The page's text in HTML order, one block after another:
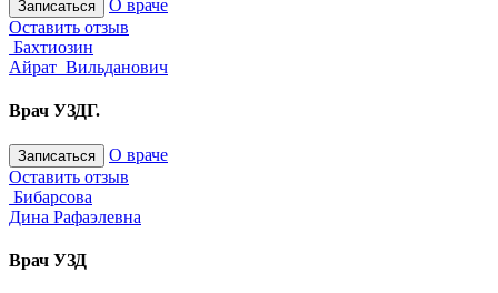
Записаться
О враче
Оставить отзыв
Бахтиозин
Айрат Вильданович
Врач УЗДГ.
Записаться
О враче
Оставить отзыв
Бибарсова
Дина Рафаэлевна
Врач УЗД